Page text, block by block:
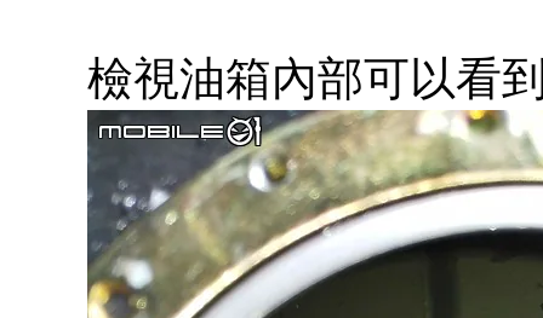
檢視油箱內部可以看